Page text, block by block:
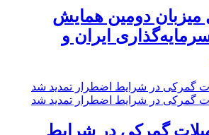
میزبان دومین همایش
ایران و
گمرکی در شرایط